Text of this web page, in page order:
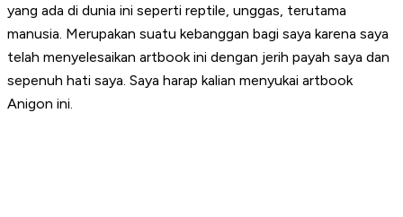
yang ada di dunia ini seperti reptile, unggas, terutama
manusia. Merupakan suatu kebanggan bagi saya karena saya
telah menyelesaikan artbook ini dengan jerih payah saya dan
sepenuh hati saya. Saya harap kalian menyukai artbook
Anigon ini.